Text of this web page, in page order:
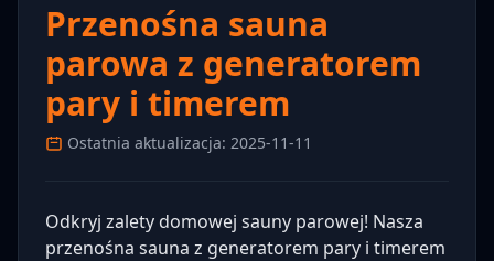
Przenośna sauna
parowa z generatorem
pary i timerem
Ostatnia aktualizacja: 2025-11-11
Odkryj zalety domowej sauny parowej! Nasza
przenośna sauna z generatorem pary i timerem